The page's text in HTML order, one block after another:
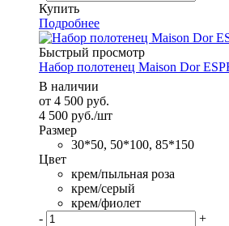
Купить
Подробнее
Быстрый просмотр
Набор полотенец Maison Dor
В наличии
от 4 500 руб.
4 500 руб./шт
Размер
30*50, 50*100, 85*150
Цвет
крем/пыльная роза
крем/серый
крем/фиолет
-
+